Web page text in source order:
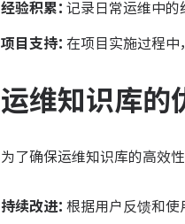
经验积累： 记录日常运维中的
项目支持： 在项目实施过程中
运维知识库的
为了确保运维知识库的高效性
持续改进： 根据用户反馈和使